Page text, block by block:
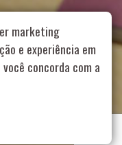
Paulo – SP | 55 11
marketing
e experiência em
concorda com a